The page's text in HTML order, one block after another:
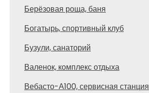
Берёзовая роща, баня
Богатырь, спортивный клуб
Бузули, санаторий
Валенок, комплекс отдыха
Вебасто-А100, сервисная станция